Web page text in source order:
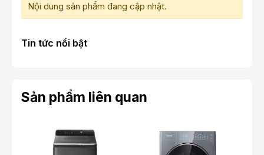
Nội dung sản phẩm đang cập nhật.
Tin tức nổi bật
Sản phẩm liên quan